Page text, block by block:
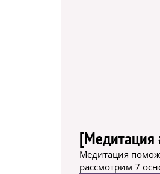
[Медитация
Медитация
рассмотрим 7